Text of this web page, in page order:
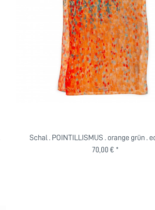
Schal . POINTILLISMUS . orange grün .
70,00 € *